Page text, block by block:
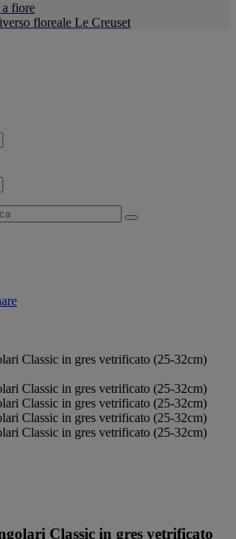
fiore
floreale Le Creuset
Classic in gres vetrificato